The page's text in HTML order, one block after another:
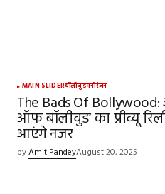
MAIN SLIDERबॉलीवुडमनोरंजन
The Bads Of
ऑफ बॉलीवुड’ का प्रीव्यू
आएंगे नजर
byAmit PandeyAugust 20, 2025